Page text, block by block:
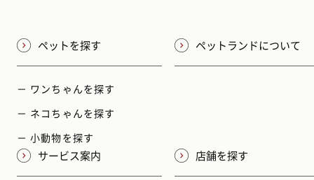
ペットを探す
－ ワンちゃんを探す
－ ネコちゃんを探す
－ 小動物を探す
ペットランドについて
サービス案内 店舗を探す